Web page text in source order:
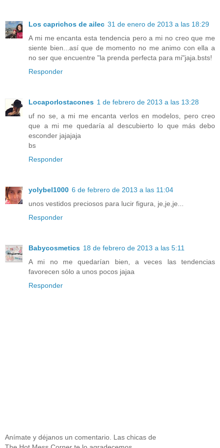
Los caprichos de ailec 31 de enero de 2013 a las 18:29
A mi me encanta esta tendencia pero a mi no creo que me
siente bien...así que de momento no me animo con ella a
no ser que encuentre "la prenda perfecta para mi"jaja.bsts!
Responder
Locaporlostacones 1 de febrero de 2013 a las 13:28
uf no se, a mi me encanta verlos en modelos, pero creo
que a mi me quedaría al descubierto lo que más debo
esconder jajajaja
bs
Responder
yolybel1000 6 de febrero de 2013 a las 11:04
unos vestidos preciosos para lucir figura, je,je,je...
Responder
Babycosmetics 18 de febrero de 2013 a las 5:11
A mi no me quedarían bien, a veces las tendencias
favorecen sólo a unos pocos jajaa
Responder
Anímate y déjanos un comentario. Las chicas de